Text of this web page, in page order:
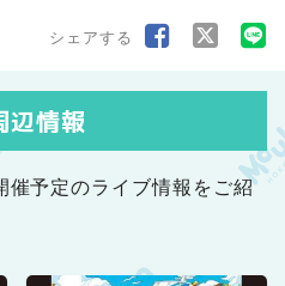
シェアする
辺情報
催予定のライブ情報をご紹